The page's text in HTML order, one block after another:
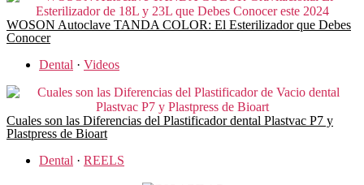
WOSON Autoclave TANDA COLOR: El Esterilizador que Debes
Conocer
Dental · Videos
Cuales son las Diferencias del Plastificador dental Plastvac P7 y
Plastpress de Bioart
Dental · REELS